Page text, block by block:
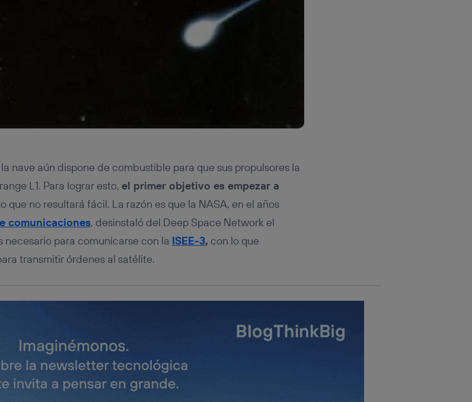
nave aún dispone de combustible para que sus propulsores la
L1. Para lograr esto, el primer objetivo es empezar a
que no resultará fácil. La razón es que la NASA, en el años
comunicaciones, desinstaló del Deep Space Network el
necesario para comunicarse con la ISEE-3, con lo que
transmitir órdenes al satélite.